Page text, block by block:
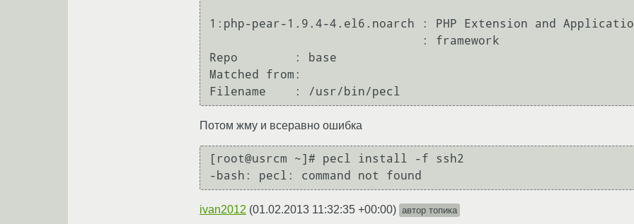
1:php-pear-1.9.4-4.el6.noarch : PHP Extension and
Repo        : base
Matched from:
Потом жму и всеравно ошибка
[root@usrcm ~]# pecl install -f ssh2
ivan2012 (01.02.2013 11:32:35 +00:00) автор топика